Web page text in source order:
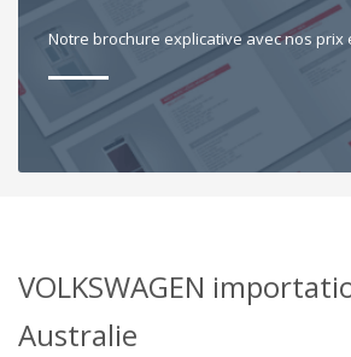
Notre brochure explicative avec nos prix
VOLKSWAGEN
Australie